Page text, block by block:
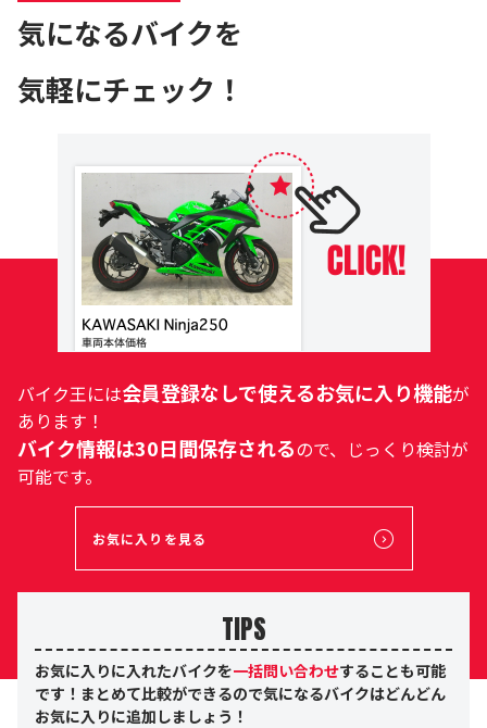
気になるバイクを
気軽にチェック！
バイク王には会員登録なしで使えるお気に入り機能が
あります！
バイク情報は30日間保存されるので、じっくり検討が
可能です。
お気に入りを見る
TIPS
お気に入りに入れたバイクを一括問い合わせすることも可能
です！まとめて比較ができるので気になるバイクはどんどん
お気に入りに追加しましょう！